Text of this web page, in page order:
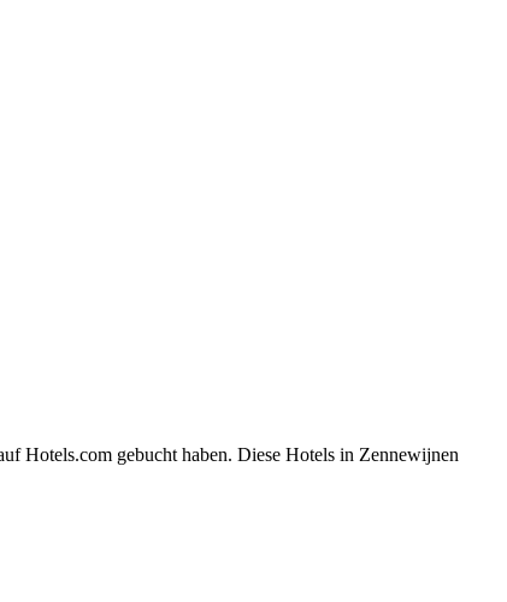
Hotels.com gebucht haben. Diese Hotels in Zennewijnen